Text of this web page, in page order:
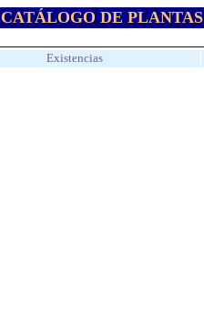
CATÁLOGO DE PLANTAS
Existencias